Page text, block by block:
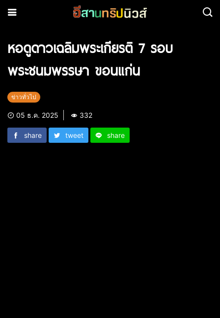
หอดูดาวเฉลิมพระเกียรติ 7 รอบ
พระชนมพรรษา ขอนแก่น
ข่าวทั่วไป
05 ธ.ค. 2025 332
share tweet share